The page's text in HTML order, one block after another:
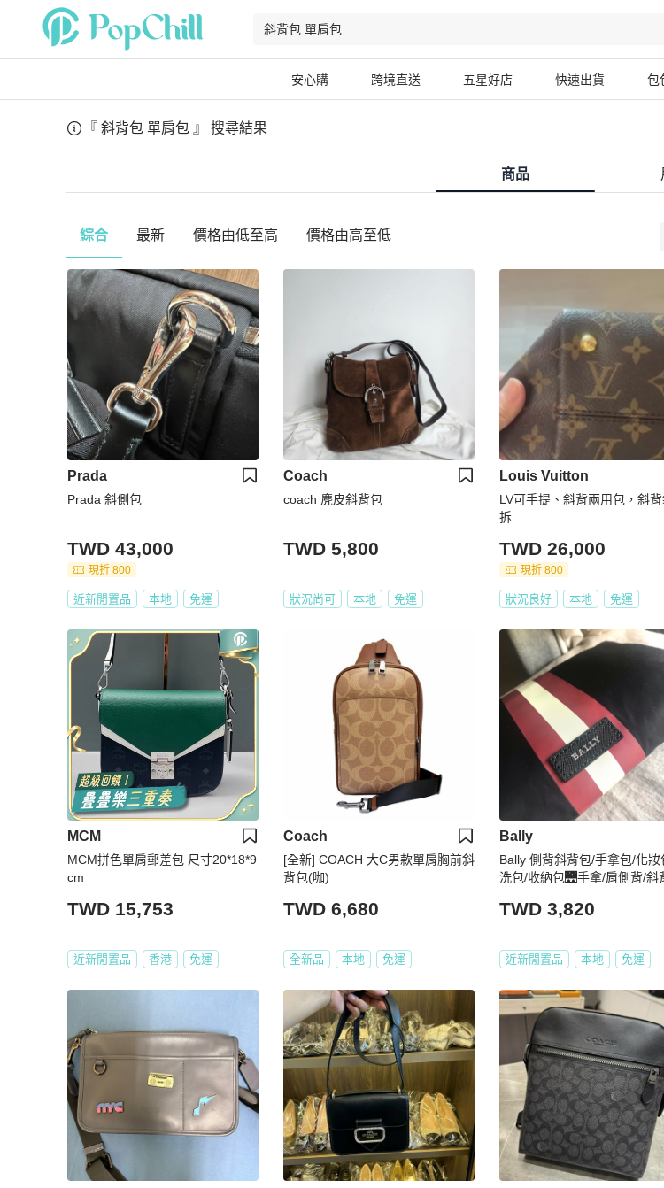
安心購 跨境直送 五星好店 快速出貨 包
『 斜背包 單肩包 』 搜尋結果
商品
綜合 最新 價格由低至高 價格由高至低
Prada
Prada 斜側包
TWD 43,000
現折 800
近新閒置品 本地 免運
Coach
coach 麂皮斜背包
TWD 5,800
狀況尚可 本地 免運
Louis Vuitton
LV可手提、斜背兩用包，斜
拆
TWD 26,000
現折 800
狀況良好 本地 免運
MCM
MCM拼色單肩郵差包 尺寸20*18*9
cm
TWD 15,753
近新閒置品 香港 免運
Coach
[全新] COACH 大C男款單肩胸前斜
背包(咖)
TWD 6,680
全新品 本地 免運
Bally
Bally 側背斜背包/手拿包/化妝
洗包/收納包🌉手拿/肩側背/斜
🌉自➕加鏈條斜背最🔥🔥
TWD 3,820
近新閒置品 本地 免運